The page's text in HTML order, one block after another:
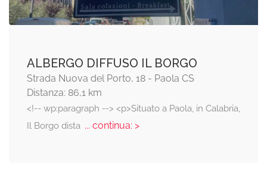
ALBERGO DIFFUSO IL BORGO
Strada Nuova del Porto, 18 - Paola CS
Distanza: 86,1 km
<!-- wp:paragraph --> <p>Situato a Paola, in Calabria,
Il Borgo dista ... continua: >